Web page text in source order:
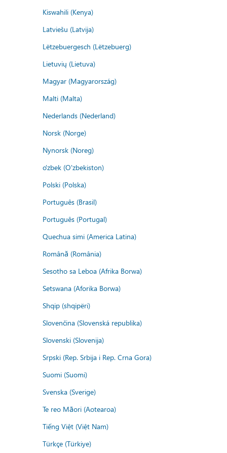
Kiswahili (Kenya)
Latviešu (Latvija)
Lëtzebuergesch (Lëtzebuerg)
Lietuvių (Lietuva)
Magyar (Magyarország)
Malti (Malta)
Nederlands (Nederland)
Norsk (Norge)
Nynorsk (Noreg)
o'zbek (O'zbekiston)
Polski (Polska)
Português (Brasil)
Português (Portugal)
Quechua simi (America Latina)
Română (România)
Sesotho sa Leboa (Afrika Borwa)
Setswana (Aforika Borwa)
Shqip (shqipëri)
Slovenčina (Slovenská republika)
Slovenski (Slovenija)
Srpski (Rep. Srbija i Rep. Crna Gora)
Suomi (Suomi)
Svenska (Sverige)
Te reo Māori (Aotearoa)
Tiếng Việt (Việt Nam)
Türkçe (Türkiye)